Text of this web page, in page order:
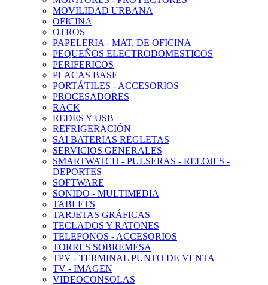
MOVILIDAD URBANA
OFICINA
OTROS
PAPELERIA - MAT. DE OFICINA
PEQUEÑOS ELECTRODOMESTICOS
PERIFERICOS
PLACAS BASE
PORTÁTILES - ACCESORIOS
PROCESADORES
RACK
REDES Y USB
REFRIGERACIÓN
SAI BATERIAS REGLETAS
SERVICIOS GENERALES
SMARTWATCH - PULSERAS - RELOJES -
DEPORTES
SOFTWARE
SONIDO - MULTIMEDIA
TABLETS
TARJETAS GRÁFICAS
TECLADOS Y RATONES
TELEFONOS - ACCESORIOS
TORRES SOBREMESA
TPV - TERMINAL PUNTO DE VENTA
TV - IMAGEN
VIDEOCONSOLAS